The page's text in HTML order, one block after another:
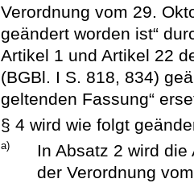
Verordnung vom 29.
geändert worden ist“
Artikel 1 und Artikel 22
(BGBl. I S. 818, 834)
geltenden Fassung“
§ 4 wird wie folgt
a)
In Absatz 2 wird
der Verordnung